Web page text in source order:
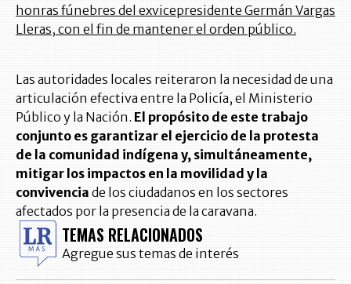
honras fúnebres del exvicepresidente Germán Vargas
Lleras, con el fin de mantener el orden público.
Las autoridades locales reiteraron la necesidad de una
articulación efectiva entre la Policía, el Ministerio
Público y la Nación. El propósito de este trabajo
conjunto es garantizar el ejercicio de la protesta
de la comunidad indígena y, simultáneamente,
mitigar los impactos en la movilidad y la
convivencia de los ciudadanos en los sectores
afectados por la presencia de la caravana.
TEMAS RELACIONADOS
Agregue sus temas de interés